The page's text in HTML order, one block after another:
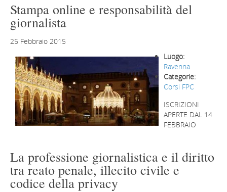
Stampa online e responsabilità del
giornalista
25 Febbraio 2015
Luogo:
Ravenna
Categorie:
Corsi FPC
ISCRIZIONI
APERTE DAL 14
FEBBRAIO
La professione giornalistica e il diritto
tra reato penale, illecito civile e
codice della privacy